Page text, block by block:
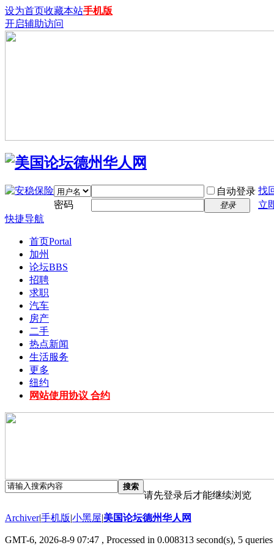
设为首页收藏本站手机版
开启辅助访问
自动登录 找
密码
登录
立
快捷导航
首页Portal
加州
论坛BBS
招聘
求职
汽车
房产
二手
热点新闻
生活服务
更多
纽约
网站使用协议 合约
搜索
请先登录后才能继续浏览
Archiver|手机版|小黑屋|美国论坛德州华人网
GMT-6, 2026-8-9 07:47 , Processed in 0.008313 second(s), 5